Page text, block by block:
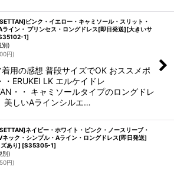
ピンク・イエロー・キャミソール・スリット・
ライン・ プリンセス・ロングドレス[即日発送][大きいサ
1]
別)
円)
着用の感想 普段サイズでOK おススメポ
・ERUKEI LK エルケイドレ
・・ キャミソールタイプのロングドレ
美しいAラインシルエ…
ネイビー・ホワイト・ピンク・ノースリーブ・
ネック・シンプル・Aライン・ロングドレス[即日発送]
あり] [S35305-1]
別)
円)